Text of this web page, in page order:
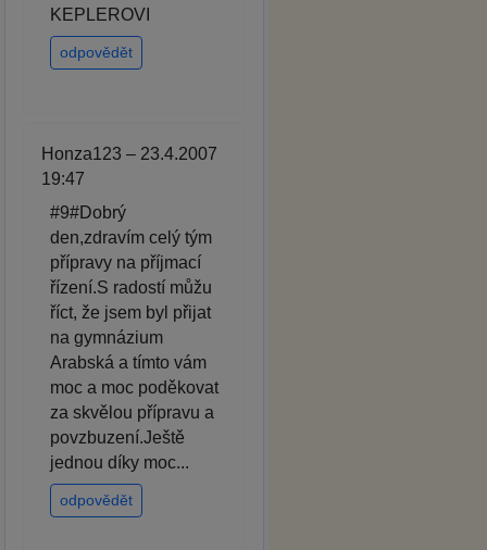
KEPLEROVI
odpovědět
Honza123 – 23.4.2007
19:47
#9#Dobrý
den,zdravím celý tým
přípravy na příjmací
řízení.S radostí můžu
říct, že jsem byl přijat
na gymnázium
Arabská a tímto vám
moc a moc poděkovat
za skvělou přípravu a
povzbuzení.Ještě
jednou díky moc...
odpovědět